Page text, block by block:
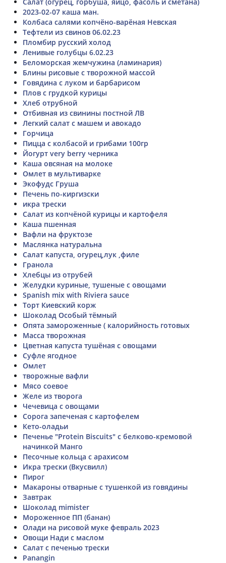
2023-02-07 каша ман.
Колбаса салями копчёно-варёная Невская
Тефтели из свинов 06.02.23
Пломбир русский холод
Ленивые голубцы 6.02.23
Беломорская жемчужина (ламинария)
Блины рисовые с творожной массой
Говядина с луком и барбарисом
Плов с грудкой курицы
Хлеб отрубной
Отбивная из свинины постной ЛВ
Легкий салат с машем и авокадо
Горчица
Пицца с колбасой и грибами 100гр
Йогурт very berry черника
Каша овсяная на молоке
Омлет в мультиварке
Экофудс Груша
Печень по-киргизски
икра трески
Салат из копчёной курицы и картофеля
Каша пшенная
Вафли на фруктозе
Маслянка натуральна
Салат капуста, огурец,лук ,филе
Гранола
Хлебцы из отрубей
Желудки куриные, тушеные с овощами
Spanish mix with Riviera sauce
Торт Киевский корж
Шоколад Особый тёмный
Опята замороженные ( калорийность готовых
Масса творожная
Цветная капуста тушёная с овощами
Суфле ягодное
Омлет
творожные вафли
Мясо соевое
Желе из творога
Чечевица с овощами
Сорога запеченая с картофелем
Кето-оладьи
Печенье "Protein Biscuits" с белково-кремовой
начинкой Манго
Песочные кольца с арахисом
Икра трески (Вкусвилл)
Пирог
Макароны отварные с тушенкой из говядины
Завтрак
Шоколад mimister
Мороженное ПП (банан)
Олади на рисовой муке февраль 2023
Овощи Нади с маслом
Салат с печенью трески
Panangin